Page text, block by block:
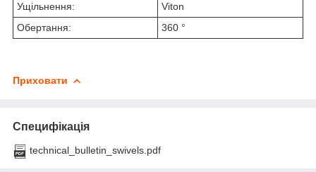
Ущільнення:
Viton
Обертання:
360 °
Приховати
Специфікація
technical_bulletin_swivels.pdf